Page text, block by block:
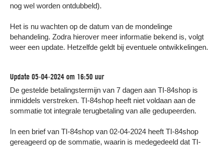
nog wel worden ontdubbeld).
Het is nu wachten op de datum van de mondelinge
behandeling. Zodra hierover meer informatie bekend is, volgt
weer een update. Hetzelfde geldt bij eventuele ontwikkelingen.
Update 05-04-2024 om 16:50 uur
De gestelde betalingstermijn van 7 dagen aan TI-84shop is
inmiddels verstreken. TI-84shop heeft niet voldaan aan de
sommatie tot integrale terugbetaling van alle gedupeerden.
In een brief van TI-84shop van 02-04-2024 heeft TI-84shop
gereageerd op de sommatie, waarin is medegedeeld dat TI-